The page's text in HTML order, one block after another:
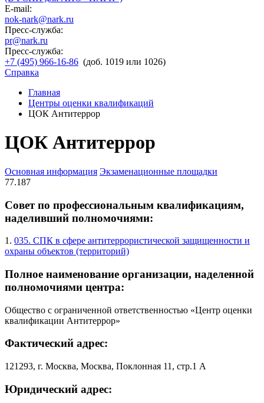
E-mail:
nok-nark@nark.ru
Пресс-служба:
pr@nark.ru
Пресс-служба:
+7 (495) 966-16-86 (доб. 1019 или 1026)
Справка
Главная
Центры оценки квалификаций
ЦОК Антитеррор
ЦОК Антитеррор
Основная информация Экзаменационные площадки
77.187
Совет по профессиональным квалификациям,
наделивший полномочиями:
1. 035. СПК в сфере антитеррористической защищенности и
охраны объектов (территорий)
Полное наименование организации, наделенной
полномочиями центра:
Общество с ограниченной ответственностью «Центр оценки
квалификации Антитеррор»
Фактический адрес:
121293, г. Москва, Москва, Поклонная 11, стр.1 А
Юридический адрес: